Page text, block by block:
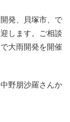
発、貝塚市、で
します。ご相談
大雨開発を開催
野朋沙羅さんか